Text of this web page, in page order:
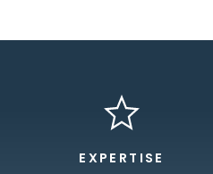
EXPERTISE